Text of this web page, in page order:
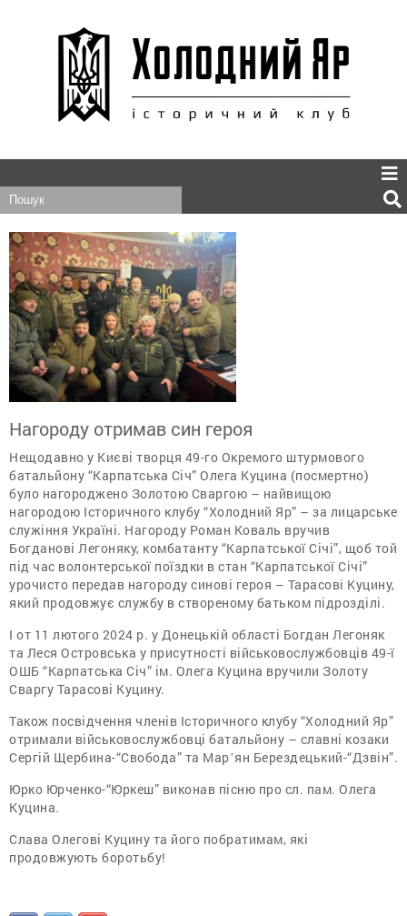
Нагороду отримав син героя
Нещодавно у Києві творця 49-го Окремого штурмового
батальйону “Карпатська Січ” Олега Куцина (посмертно)
було нагороджено Золотою Сваргою – найвищою
нагородою Історичного клубу “Холодний Яр” – за лицарське
служіння Україні. Нагороду Роман Коваль вручив
Богданові Легоняку, комбатанту “Карпатської Січі”, щоб той
під час волонтерської поїздки в стан “Карпатської Січі”
урочисто передав нагороду синові героя – Тарасові Куцину,
який продовжує службу в створеному батьком підрозділі.
І от 11 лютого 2024 р. у Донецькій області Богдан Легоняк
та Леся Островська у присутності військовослужбовців 49-ї
ОШБ “Карпатська Січ” ім. Олега Куцина вручили Золоту
Сваргу Тарасові Куцину.
Також посвідчення членів Історичного клубу “Холодний Яр”
отримали військовослужбовці батальйону – славні козаки
Сергій Щербина-“Свобода” та Марʼян Берездецький-“Дзвін”.
Юрко Юрченко-“Юркеш” виконав пісню про сл. пам. Олега
Куцина.
Слава Олегові Куцину та його побратимам, які
продовжують боротьбу!